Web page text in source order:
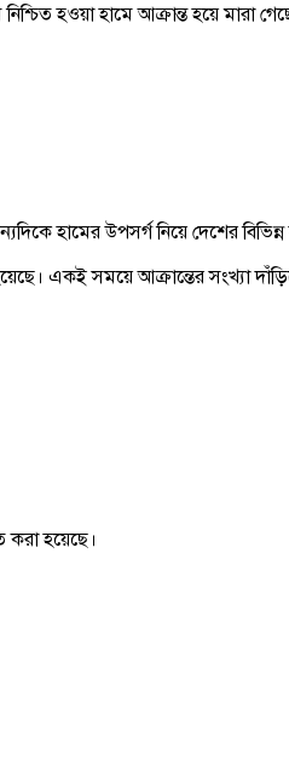
হওয়া হামে আক্রান্ত হয়ে
হামের উপসর্গ নিয়ে দেশের
একই সময়ে আক্রান্তের সংখ্যা
করা হয়েছে।